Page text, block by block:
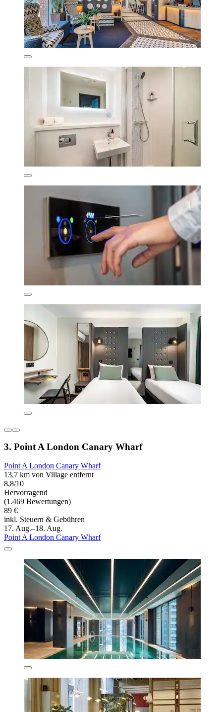
3. Point A London Canary Wharf
Point A London Canary Wharf
13,7 km von Village entfernt
8,8/10
Hervorragend
(1.469 Bewertungen)
89 €
inkl. Steuern & Gebühren
17. Aug.–18. Aug.
Point A London Canary Wharf